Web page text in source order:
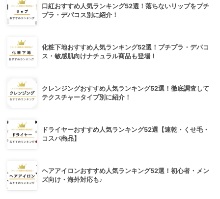
口紅おすすめ人気ランキング52選！落ちないリップをプチ
プラ・デパコス別に紹介！
化粧下地おすすめ人気ランキング52選！プチプラ・デパコ
ス・敏感肌向けナチュラル商品も登場！
クレンジングおすすめ人気ランキング52選！徹底調査して
テクスチャータイプ別に紹介！
ドライヤーおすすめ人気ランキング52選【速乾・くせ毛・
コスパ商品】
ヘアアイロンおすすめ人気ランキング52選！初心者・メン
ズ向け・海外対応も♪